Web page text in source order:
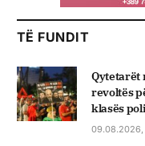
TË FUNDIT
Qytetarët
revoltës
klasës
09.08.2026,